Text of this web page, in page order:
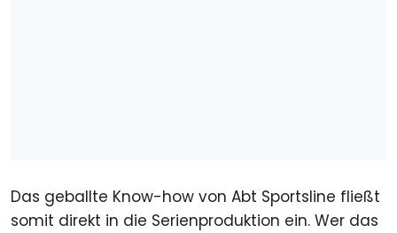
Das geballte Know-how von Abt Sportsline fließt
somit direkt in die Serienproduktion ein. Wer das